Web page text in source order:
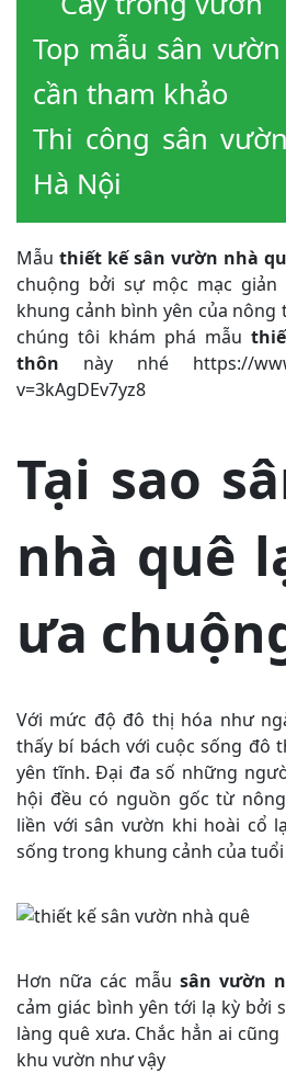
Top mẫu sân
cần tham khảo
Thi công sân
Hà Nội
Mẫu thiết kế sân vườn nhà
chuộng bởi sự mộc mạc
khung cảnh bình yên của nông
chúng tôi khám phá mẫu
thôn này nhé https://
v=3kAgDEv7yz8
Tại sao
nhà quê
ưa
Với mức độ đô thị hóa như
thấy bí bách với cuộc sống đô
yên tĩnh. Đại đa số những
hội đều có nguồn gốc từ
liền với sân vườn khi hoài cổ
sống trong khung cảnh của
Hơn nữa các mẫu sân vườn
cảm giác bình yên tới lạ kỳ bởi
làng quê xưa. Chắc hẳn ai
khu vườn như vậy